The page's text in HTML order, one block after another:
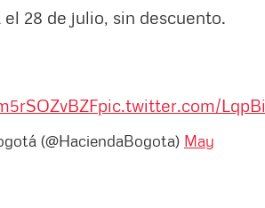
el 28 de julio, sin descuento.
pic.twitter.com/
(@HaciendaBogota) May